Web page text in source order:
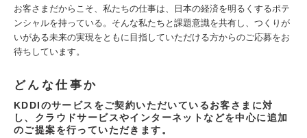
お客さまだからこそ、私たちの仕事は、日本の経済を明るくするポテ
ンシャルを持っている。そんな私たちと課題意識を共有し、つくりが
いがある未来の実現をともに目指していただける方からのご応募をお
待ちしています。
どんな仕事か
KDDIのサービスをご契約いただいているお客さまに対
し、クラウドサービスやインターネットなどを中心に追加
のご提案を行っていただきます。